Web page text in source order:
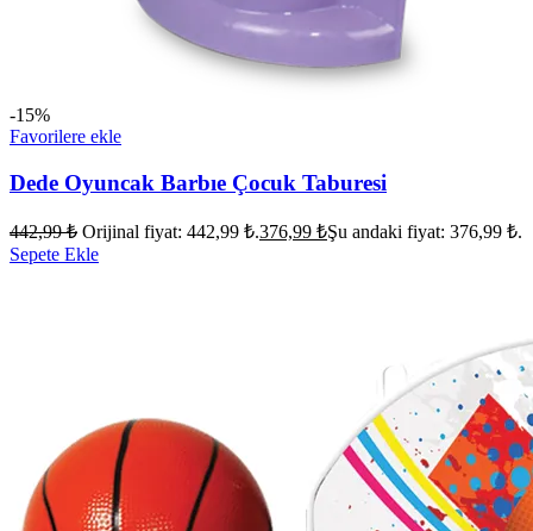
-15%
Favorilere ekle
Dede Oyuncak Barbıe Çocuk Taburesi
442,99₺ Orijinal fiyat: 442,99 ₺.376,99 ₺Şu andaki fiyat: 376,99 ₺.
Sepete Ekle